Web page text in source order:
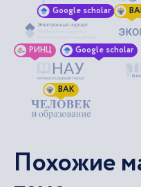
Google scholar
РИНЦ Google scholar
ВАК
Похожие